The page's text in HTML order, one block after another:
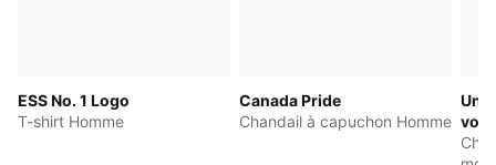
ESS No. 1 Logo
T-shirt Homme
Canada Pride
Chandail à capuchon Homme
Un